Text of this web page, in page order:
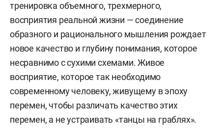
тренировка объемного, трехмерного,
восприятия реальной жизни — соединение
образного и рационального мышления рождает
новое качество и глубину понимания, которое
несравнимо с сухими схемами. Живое
восприятие, которое так необходимо
современному человеку, живущему в эпоху
перемен, чтобы различать качество этих
перемен, а не устраивать «танцы на граблях».